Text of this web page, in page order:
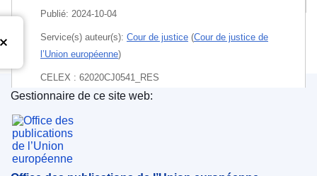
Publié: 2024-10-04
Service(s) auteur(s): Cour de justice (Cour de justice de
l’Union européenne)
CELEX : 62020CJ0541_RES
ECLI : ECLI:EU:C:2024:818
Office des publications de l’Union européenne
Gestionnaire de ce site web: